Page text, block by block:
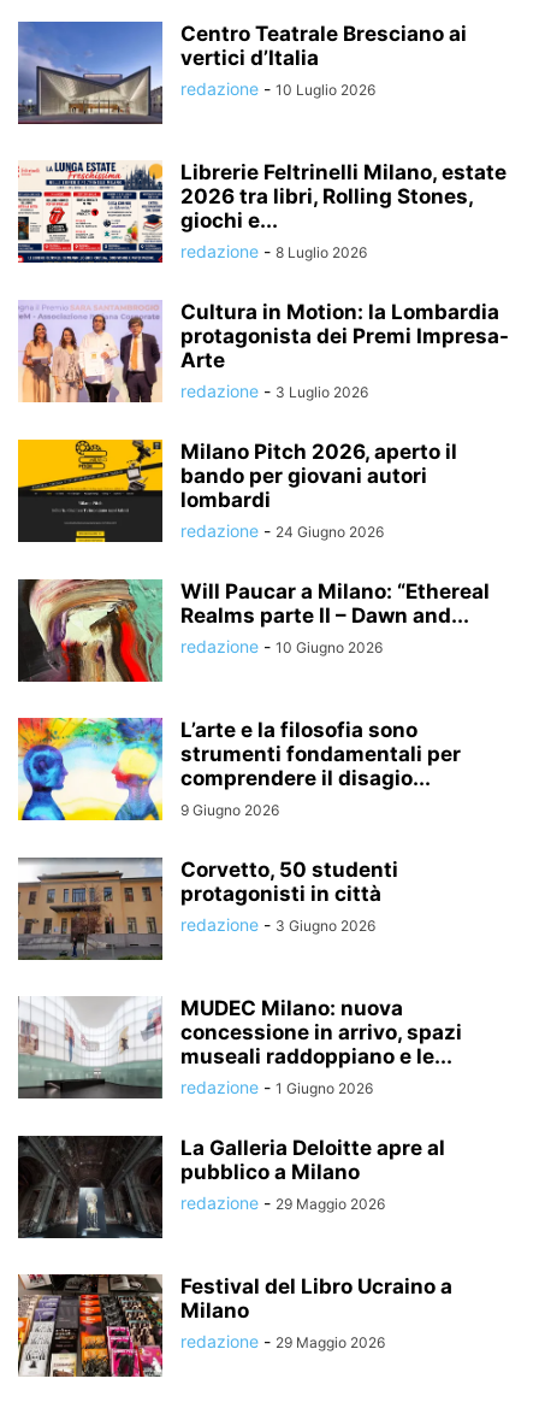
Centro Teatrale Bresciano ai
vertici d’Italia
redazione - 10 Luglio 2026
Librerie Feltrinelli Milano, estate
2026 tra libri, Rolling Stones,
giochi e...
redazione - 8 Luglio 2026
Cultura in Motion: la Lombardia
protagonista dei Premi Impresa-
Arte
redazione - 3 Luglio 2026
Milano Pitch 2026, aperto il
bando per giovani autori
lombardi
redazione - 24 Giugno 2026
Will Paucar a Milano: “Ethereal
Realms parte II – Dawn and...
redazione - 10 Giugno 2026
L’arte e la filosofia sono
strumenti fondamentali per
comprendere il disagio...
9 Giugno 2026
Corvetto, 50 studenti
protagonisti in città
redazione - 3 Giugno 2026
MUDEC Milano: nuova
concessione in arrivo, spazi
museali raddoppiano e le...
redazione - 1 Giugno 2026
La Galleria Deloitte apre al
pubblico a Milano
redazione - 29 Maggio 2026
Festival del Libro Ucraino a
Milano
redazione - 29 Maggio 2026